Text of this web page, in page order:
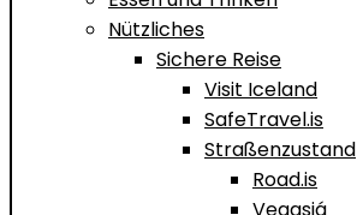
Nützliches
Sichere Reise
Visit Iceland
SafeTravel.is
Straßenzustand
Road.is
Vegasjá